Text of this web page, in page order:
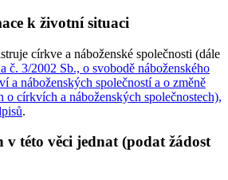
k životní situaci
církve a náboženské společnosti (dále
č. 3/2002 Sb., o svobodě náboženského
a náboženských společností a o změně
o církvích a náboženských společnostech),
.
této věci jednat (podat žádost